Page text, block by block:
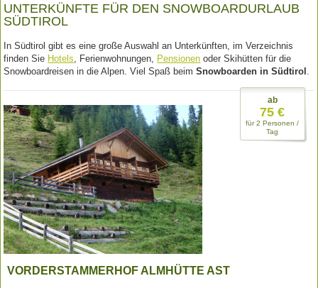
UNTERKÜNFTE FÜR DEN SNOWBOARDURLAUB
SÜDTIROL
In Südtirol gibt es eine große Auswahl an Unterkünften, im Verzeichnis
finden Sie Hotels, Ferienwohnungen, Pensionen oder Skihütten für die
Snowboardreisen in die Alpen. Viel Spaß beimSnowboarden in Südtirol .
VORDERSTAMMERHOF ALMHÜTTE AST
ab
75 €
für 2 Personen /
Tag